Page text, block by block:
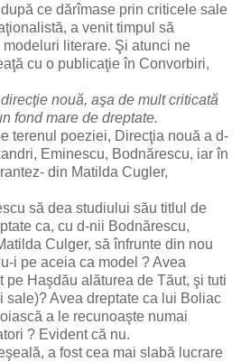
ce dărîmase prin criticele sale
a venit timpul să
literare. Şi atunci ne
cu o publicaţie în Convorbiri,
nouă, aşa de mult criticată
fond mare de dreptate.
terenul poeziei, Direcţia nouă a d-
Eminescu, Bodnărescu, iar în
din Matilda Cugler,
să dea studiului său titlul de
ca, cu d-nii Bodnărescu,
Culger, să înfrunte din nou
i pe aceia ca model ? Avea
pe Haşdău alăturea de Tăut, şi tuti
sale)? Avea dreptate ca lui Boliac
a le recunoaşte numai
? Evident că nu.
a fost cea mai slabă lucrare